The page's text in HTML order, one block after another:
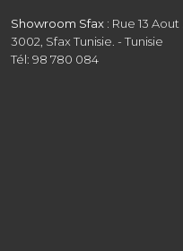
Showroom Sfax : Rue 13
3002, Sfax Tunisie. - Tunisie
Tél: 98 780 084